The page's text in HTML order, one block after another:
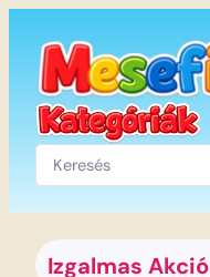
tartalomhoz
Keresés
Izgalmas Akció